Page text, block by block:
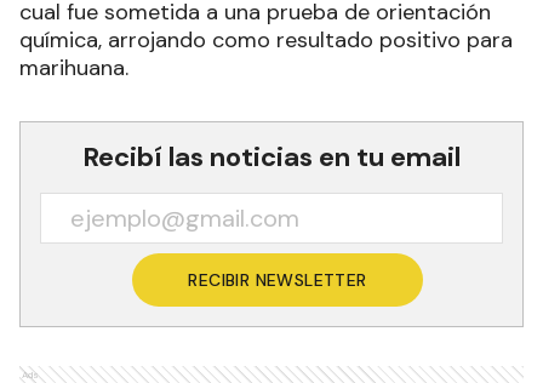
cual fue sometida a una prueba de orientación
química, arrojando como resultado positivo para
marihuana.
Recibí las noticias en tu email
RECIBIR NEWSLETTER
Ads